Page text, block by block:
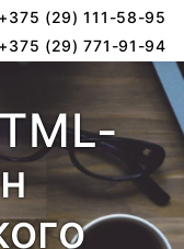
+375 (29) 111-58-95
+375 (29) 771-91-94